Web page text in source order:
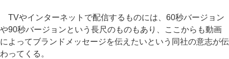
TVやインターネットで配信するものには、60秒バージョン
や90秒バージョンという長尺のものもあり、ここからも動画
によってブランドメッセージを伝えたいという同社の意志が伝
わってくる。